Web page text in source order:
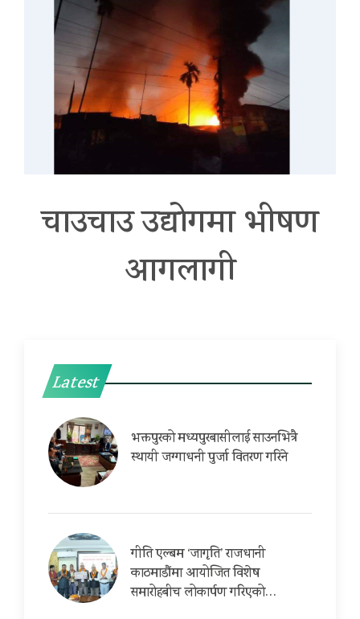
चाउचाउ उद्योगमा भीषण
आगलागी
Latest
भक्तपुरको मध्यपुरबासीलाई साउनभित्रै
स्थायी जग्गाधनी पुर्जा वितरण गरिने
गीति एल्बम ‘जागृति’ राजधानी
काठमाडौंमा आयोजित विशेष
समारोहबीच लोकार्पण गरिएको…